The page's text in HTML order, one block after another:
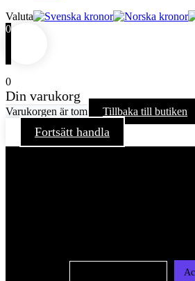
Valuta
0
0
Din varukorg
Varukorgen är tom Tillbaka till butiken
Fortsätt handla